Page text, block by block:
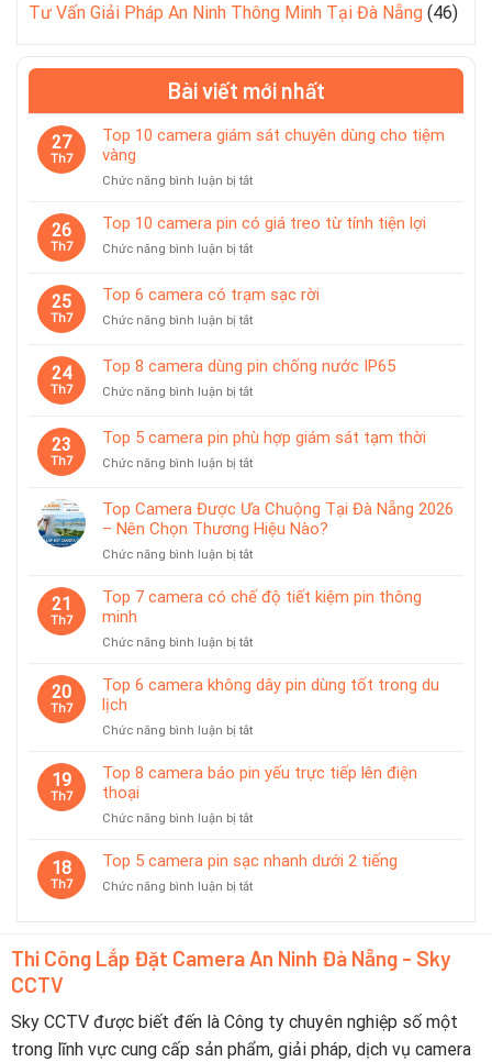
Tư Vấn Giải Pháp An Ninh Thông Minh Tại Đà Nẵng (46)
Bài viết mới nhất
27
Th7
Top 10 camera giám sát chuyên dùng cho tiệm
vàng
Chức năng bình luận bị tắtở
10
camera
giám
chuyên
cho
vàng
26
Th7
Top 10 camera pin có giá treo từ tính tiện lợi
Chức năng bình luận bị tắtở
camera
pin
giá
từ
tiện
25
Th7
Top 6 camera có trạm sạc rời
Chức năng bình luận bị tắtở
6
camera
có
sạc
24
Th7
Top 8 camera dùng pin chống nước IP65
Chức năng bình luận bị tắtở
8
camera
dùng
chống
nước
IP65
23
Th7
Top 5 camera pin phù hợp giám sát tạm thời
Chức năng bình luận bị tắtở
5
camera
pin
phù
giám
thời
Top Camera Được Ưa Chuộng Tại Đà Nẵng 2026
– Nên Chọn Thương Hiệu Nào?
Chức năng bình luận bị tắtở
Camera
Được
Chuộng
Đà
Chọn
Hiệu
21
Th7
Top 7 camera có chế độ tiết kiệm pin thông
minh
Chức năng bình luận bị tắtở
camera
chế
tiết
20
Th7
Top 6 camera không dây pin dùng tốt trong du
lịch
Chức năng bình luận bị tắtở
6
camera
dây
dùng
19
Th7
Top 8 camera báo pin yếu trực tiếp lên điện
thoại
Chức năng bình luận bị tắtở
8
báo
trực
tiếp
thoại
18
Th7
Top 5 camera pin sạc nhanh dưới 2 tiếng
Chức năng bình luận bị tắtở
pin
dưới
2
tiếng
Thi Công Lắp Đặt Camera An Ninh Đà Nẵng - Sky
CCTV
Sky CCTV được biết đến là Công ty chuyên nghiệp số một
trong lĩnh vực cung cấp sản phẩm, giải pháp, dịch vụ camera